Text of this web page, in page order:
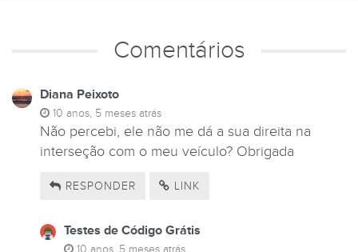
Comentários
Diana Peixoto
10 anos, 5 meses atrás
Não percebi, ele não me dá a sua direita na
interseção com o meu veículo? Obrigada
RESPONDER LINK
Testes de Código Grátis
10 anos, 5 meses atrás